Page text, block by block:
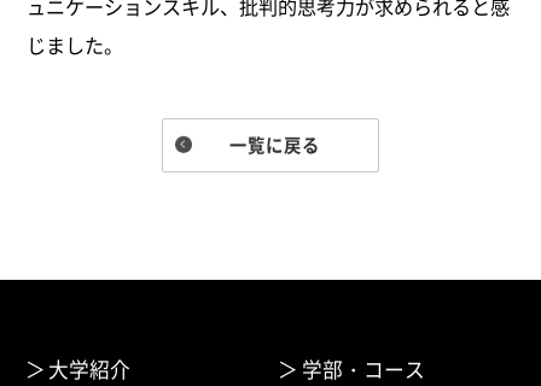
ュニケーションスキル、批判的思考力が求められると感
じました。
一覧に戻る
大学紹介
学部・コース